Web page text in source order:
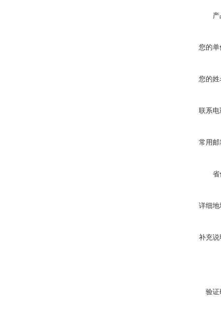
您的单
您的姓
联系电
常用邮
省
详细地
补充说
验证